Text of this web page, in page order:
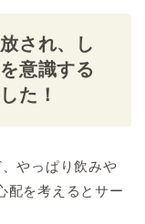
され、し
意識する
た！
やっぱり飲みや
配を考えるとサー